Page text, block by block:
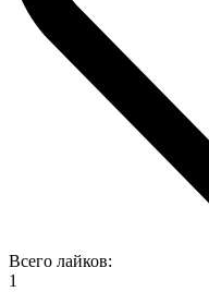
Всего лайков:
1